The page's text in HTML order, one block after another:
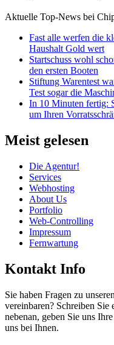
Aktuelle Top-News bei
Fast alle werfen die
Haushalt Gold wert
Startschuss wohl
den ersten Booten
Stiftung Warentest
Test sogar die
In 10 Minuten fertig:
um Ihren
Meist gelesen
Die Agentur!
Services
Webhosting
About Us
Portfolio
Web-Controlling
Impressum
Fernwartung
Kontakt Info
Sie haben Fragen zu
vereinbaren? Schreiben
nebenan, geben Sie uns
uns bei Ihnen.